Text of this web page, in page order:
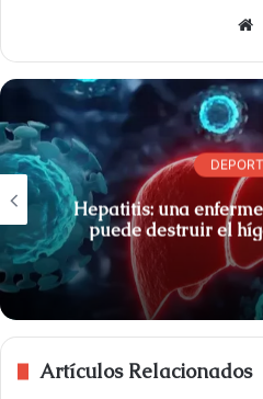
t
i
e
b
Hepatitis: una
puede destruir el
Artículos Relacionados